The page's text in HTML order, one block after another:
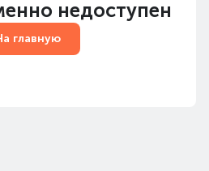
недоступен
главную